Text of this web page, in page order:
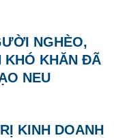
NGHÈO,
KHÓ KHĂN ĐÃ
NEU
KINH DOANH